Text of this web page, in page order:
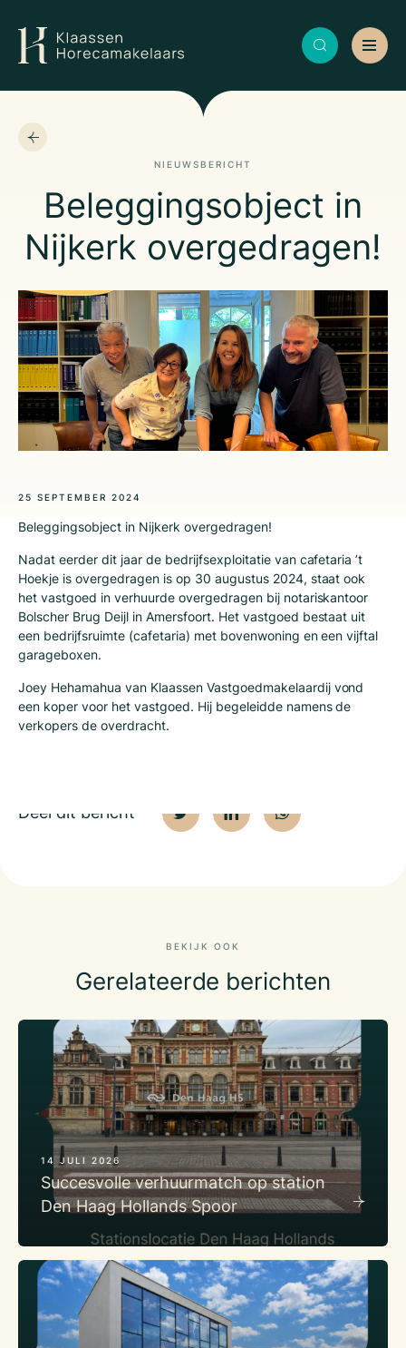
NIEUWSBERICHT
Beleggingsobject in
Nijkerk overgedragen!
25 SEPTEMBER 2024
Beleggingsobject in Nijkerk overgedragen!
Nadat eerder dit jaar de bedrijfsexploitatie van cafetaria ’t
Hoekje is overgedragen is op 30 augustus 2024, staat ook
het vastgoed in verhuurde overgedragen bij notariskantoor
Bolscher Brug Deijl in Amersfoort. Het vastgoed bestaat uit
een bedrijfsruimte (cafetaria) met bovenwoning en een vijftal
garageboxen.
Joey Hehamahua van Klaassen Vastgoedmakelaardij vond
een koper voor het vastgoed. Hij begeleidde namens de
verkopers de overdracht.
Deel dit bericht
BEKIJK OOK
Gerelateerde berichten
14 JULI 2026
Succesvolle verhuurmatch op station
Den Haag Hollands Spoor